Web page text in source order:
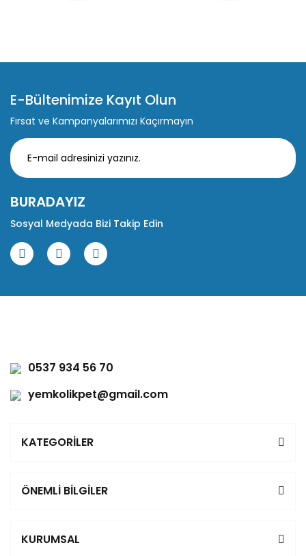
E-Bültenimize Kayıt Olun
Fırsat ve Kampanyalarımızı Kaçırmayın
BURADAYIZ
Sosyal Medyada Bizi Takip Edin
0537 934 56 70
yemkolikpet@gmail.com
KATEGORİLER
ÖNEMLİ BİLGİLER
KURUMSAL